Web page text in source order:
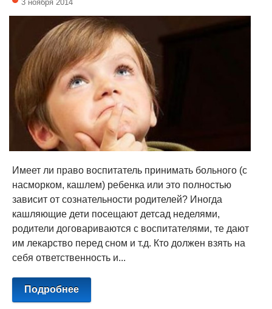
3 ноября 2014
Имеет ли право воспитатель принимать больного (с
насморком, кашлем) ребенка или это полностью
зависит от сознательности родителей? Иногда
кашляющие дети посещают детсад неделями,
родители договариваются с воспитателями, те дают
им лекарство перед сном и т.д. Кто должен взять на
себя ответственность и...
Подробнее